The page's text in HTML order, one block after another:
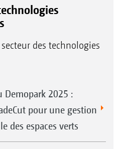
des technologies
Demopark 2025 :
pour une gestion
des espaces verts